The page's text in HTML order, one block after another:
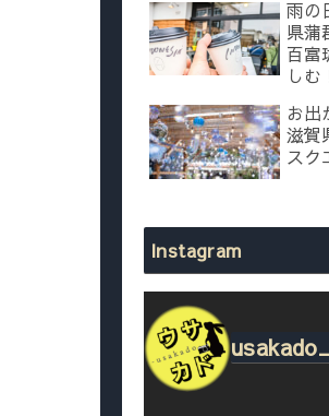
雨の
県蒲
百富
しむ
お出
滋賀
スク
Instagram